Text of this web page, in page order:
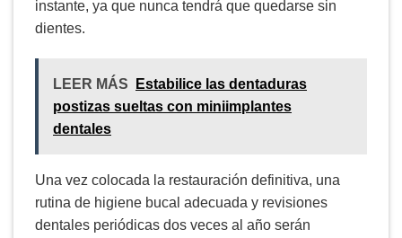
instante, ya que nunca tendrá que quedarse sin
dientes.
LEER MÁS
Estabilice las dentaduras
postizas sueltas con miniimplantes
dentales
Una vez colocada la restauración definitiva, una
rutina de higiene bucal adecuada y revisiones
dentales periódicas dos veces al año serán